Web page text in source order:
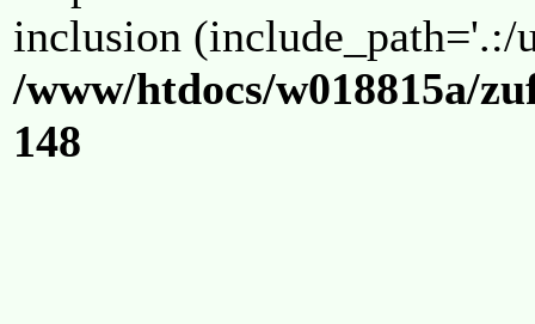
inclusion (include_path='.:/
/www/htdocs/w018815a/
148